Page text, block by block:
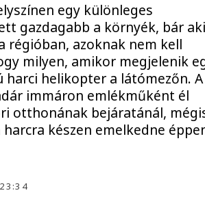
egy különleges
gazdagabb a környék, bár
régióban, azoknak nem kell
milyen, amikor megjelenik
harci helikopter a látómezőn. A
immáron emlékműként él
otthonának bejáratánál,
készen emelkedne